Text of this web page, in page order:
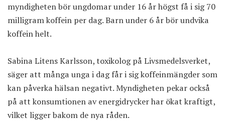
myndigheten bör ungdomar under 16 år högst få i sig 70
milligram koffein per dag. Barn under 6 år bör undvika
koffein helt.
Sabina Litens Karlsson, toxikolog på Livsmedelsverket,
säger att många unga i dag får i sig koffeinmängder som
kan påverka hälsan negativt. Myndigheten pekar också
på att konsumtionen av energidrycker har ökat kraftigt,
vilket ligger bakom de nya råden.